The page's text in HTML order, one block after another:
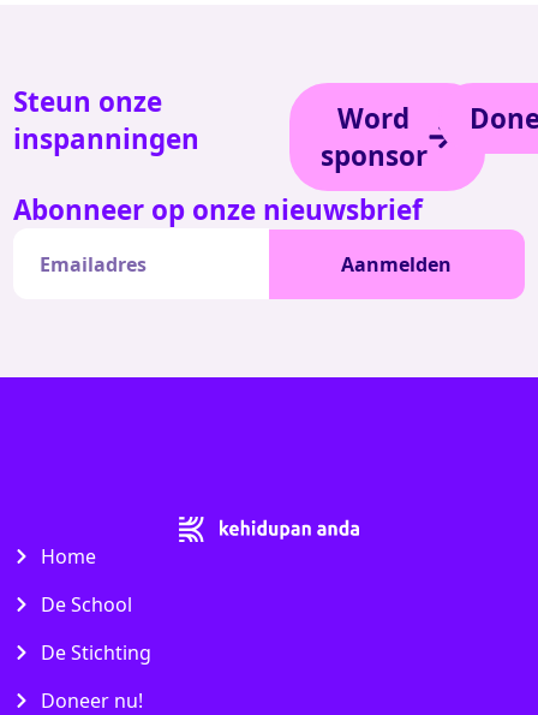
Steun onze
inspanningen
Word
sponsor
Abonneer op onze nieuwsbrief
Aanmelden
Home
De School
De Stichting
Doneer nu!